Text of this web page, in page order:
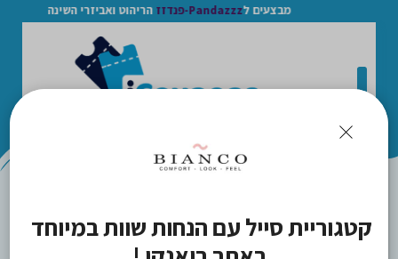
מבצעים לPandazzz-פנדזז הריהוט ואביזרי השינה
ICOUPONS